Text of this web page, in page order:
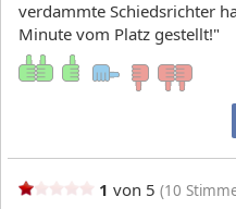
verdammte Schiedsrichter
Minute vom Platz gestellt!"
1 von 5 (10